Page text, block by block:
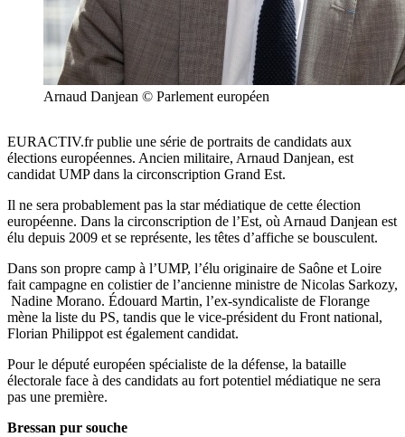
Arnaud Danjean © Parlement européen
EURACTIV.fr publie une série de portraits de candidats aux
élections européennes. Ancien militaire, Arnaud Danjean, est
candidat UMP dans la circonscription Grand Est.
Il ne sera probablement pas la star médiatique de cette élection
européenne. Dans la circonscription de l’Est, où Arnaud Danjean est
élu depuis 2009 et se représente, les têtes d’affiche se bousculent.
Dans son propre camp à l’UMP, l’élu originaire de Saône et Loire
fait campagne en colistier de l’ancienne ministre de Nicolas Sarkozy,
Nadine Morano. Édouard Martin, l’ex-syndicaliste de Florange
mène la liste du PS, tandis que le vice-président du Front national,
Florian Philippot est également candidat.
Pour le député européen spécialiste de la défense, la bataille
électorale face à des candidats au fort potentiel médiatique ne sera
pas une première.
Bressan pur souche